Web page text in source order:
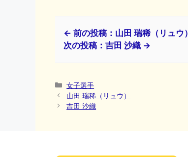
← 前の投稿：山田 瑞稀（リュウ）
次の投稿：吉田 沙織 →
カ
テ
ゴ
女子選手
山田 瑞稀（リュウ）
吉田 沙織